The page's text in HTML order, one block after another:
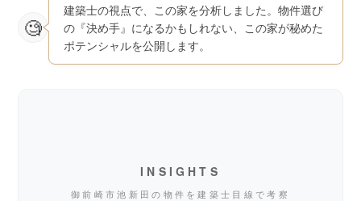
建築士の視点で、この家を分析しました。物件選び
の『決め手』になるかもしれない、この家が秘めた
ポテンシャルを公開します。
INSIGHTS
御前崎市池新田の物件を建築士目線で考察